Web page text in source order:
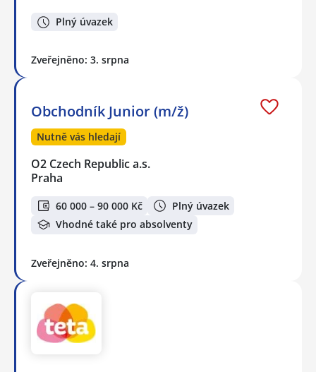
Plný úvazek
Zveřejněno: 3. srpna
Obchodník Junior (m/ž)
Nutně vás hledají
O2 Czech Republic a.s.
Praha
60 000 – 90 000 Kč
Plný úvazek
Vhodné také pro absolventy
Zveřejněno: 4. srpna